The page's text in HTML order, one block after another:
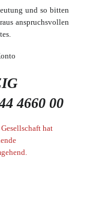
und so bitten
anspruchsvollen
4660 00
hat